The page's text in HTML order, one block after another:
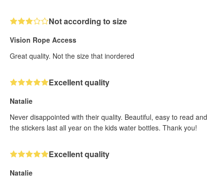
Not according to size
Vision Rope Access
Great quality. Not the size that inordered
Excellent quality
Natalie
Never disappointed with their quality. Beautiful, easy to read and
the stickers last all year on the kids water bottles. Thank you!
Excellent quality
Natalie